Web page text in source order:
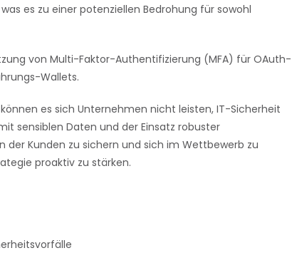
es zu einer potenziellen Bedrohung für sowohl
von Multi-Faktor-Authentifizierung (MFA) für OAuth-
Wallets.
es sich Unternehmen nicht leisten, IT-Sicherheit
sensiblen Daten und der Einsatz robuster
Kunden zu sichern und sich im Wettbewerb zu
proaktiv zu stärken.